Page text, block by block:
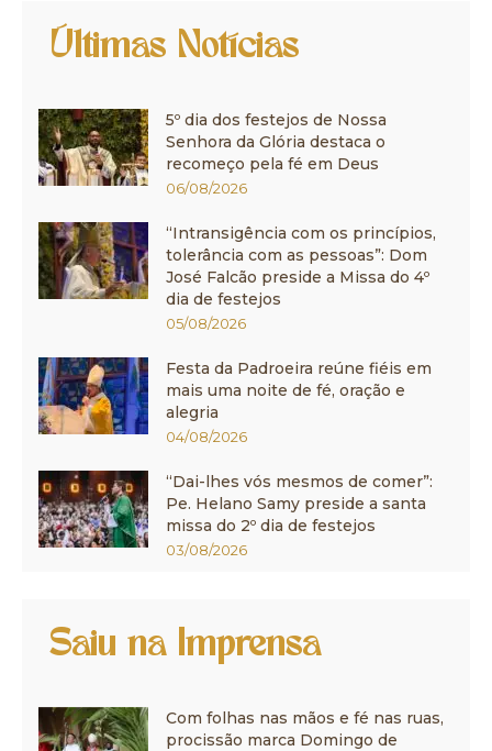
Últimas Notícias
5º dia dos festejos de Nossa
Senhora da Glória destaca o
recomeço pela fé em Deus
06/08/2026
“Intransigência com os princípios,
tolerância com as pessoas”: Dom
José Falcão preside a Missa do 4º
dia de festejos
05/08/2026
Festa da Padroeira reúne fiéis em
mais uma noite de fé, oração e
alegria
04/08/2026
“Dai-lhes vós mesmos de comer”:
Pe. Helano Samy preside a santa
missa do 2º dia de festejos
03/08/2026
Saiu na Imprensa
Com folhas nas mãos e fé nas ruas,
procissão marca Domingo de